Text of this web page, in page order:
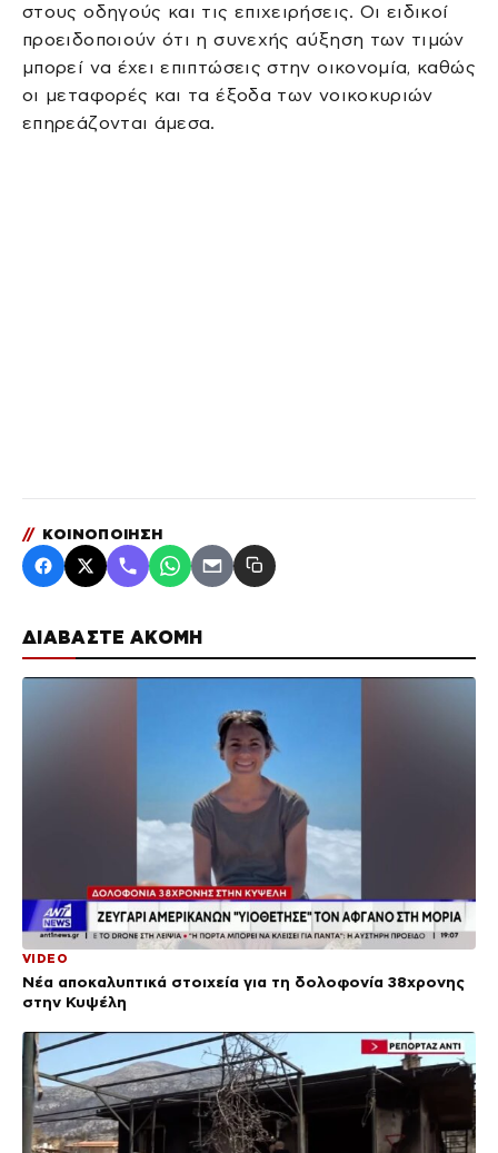
ΔΙΑΒΑΣΤΕ ΑΚΟΜΗ
VIDEO
Νέα αποκαλυπτικά στοιχεία για τη δολοφονία 38χρονης
στην Κυψέλη
στους οδηγούς και τις επιχειρήσεις. Οι ειδικοί
προειδοποιούν ότι η συνεχής αύξηση των τιμών
μπορεί να έχει επιπτώσεις στην οικονομία, καθώς
οι μεταφορές και τα έξοδα των νοικοκυριών
επηρεάζονται άμεσα.
// ΚΟΙΝΟΠΟΙΗΣΗ